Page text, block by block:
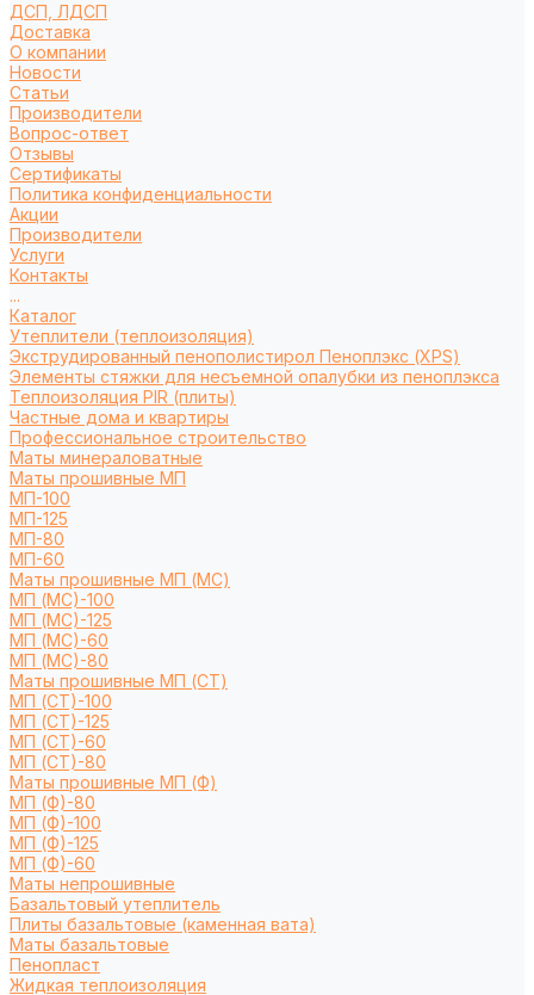
ДСП, ЛДСП
Доставка
О компании
Новости
Статьи
Производители
Вопрос-ответ
Отзывы
Сертификаты
Политика конфиденциальности
Акции
Производители
Услуги
Контакты
...
Каталог
Утеплители (теплоизоляция)
Экструдированный пенополистирол Пеноплэкс (XPS)
Элементы стяжки для несъемной опалубки из пеноплэкса
Теплоизоляция PIR (плиты)
Частные дома и квартиры
Профессиональное строительство
Маты минераловатные
Маты прошивные МП
МП-100
МП-125
МП-80
МП-60
Маты прошивные МП (МС)
МП (МС)-100
МП (МС)-125
МП (МС)-60
МП (МС)-80
Маты прошивные МП (СТ)
МП (СТ)-100
МП (СТ)-125
МП (СТ)-60
МП (СТ)-80
Маты прошивные МП (Ф)
МП (Ф)-80
МП (Ф)-100
МП (Ф)-125
МП (Ф)-60
Маты непрошивные
Базальтовый утеплитель
Плиты базальтовые (каменная вата)
Маты базальтовые
Пенопласт
Жидкая теплоизоляция